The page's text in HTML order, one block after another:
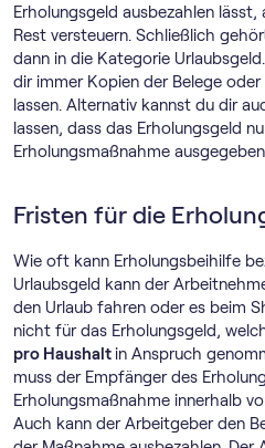
Erholungsgeld ausbezahlen
Rest versteuern. Schließlich
dann in die Kategorie
dir immer Kopien der Belege
lassen. Alternativ kannst du dir
lassen, dass das Erholungsgeld
Erholungsmaßnahme
Fristen für die
Wie oft kann Erholungsbeihilfe
Urlaubsgeld kann der
den Urlaub fahren oder es beim
nicht für das Erholungsgeld,
pro Haushalt in Anspruch
muss der Empfänger des
Erholungsmaßnahme innerhalb
Auch kann der Arbeitgeber den